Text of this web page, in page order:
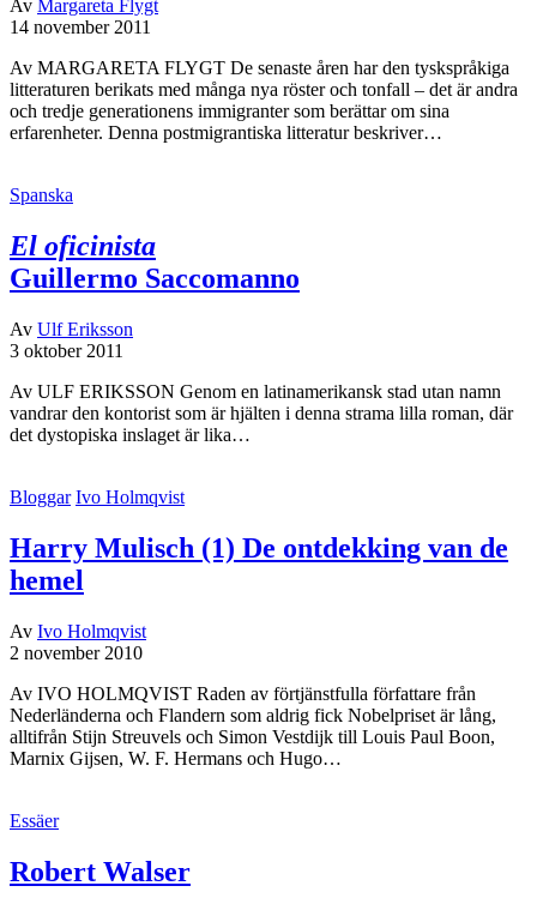
Av Margareta Flygt
14 november 2011
Av MARGARETA FLYGT De senaste åren har den tyskspråkiga
litteraturen berikats med många nya röster och tonfall – det är andra
och tredje generationens immigranter som berättar om sina
erfarenheter. Denna postmigrantiska litteratur beskriver…
Spanska
El oficinista
Guillermo Saccomanno
Av Ulf Eriksson
3 oktober 2011
Av ULF ERIKSSON Genom en latinamerikansk stad utan namn
vandrar den kontorist som är hjälten i denna strama lilla roman, där
det dystopiska inslaget är lika…
Bloggar Ivo Holmqvist
Harry Mulisch (1) De ontdekking van de
hemel
Av Ivo Holmqvist
2 november 2010
Av IVO HOLMQVIST Raden av förtjänstfulla författare från
Nederländerna och Flandern som aldrig fick Nobelpriset är lång,
alltifrån Stijn Streuvels och Simon Vestdijk till Louis Paul Boon,
Marnix Gijsen, W. F. Hermans och Hugo…
Essäer
Robert Walser